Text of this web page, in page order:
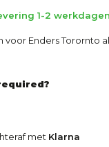
1-2 werkdagen
voor Enders Torornto
met Klarna